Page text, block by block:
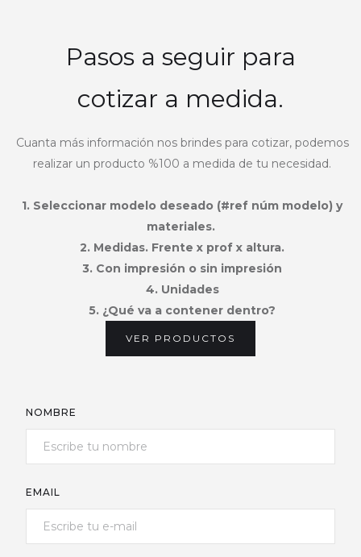
Pasos a seguir para
cotizar a medida.
Cuanta más información nos brindes para cotizar, podemos
realizar un producto %100 a medida de tu necesidad.
1. Seleccionar modelo deseado (#ref núm modelo) y
materiales.
2. Medidas. Frente x prof x altura.
3. Con impresión o sin impresión
4. Unidades
5. ¿Qué va a contener dentro?
VER PRODUCTOS
NOMBRE
EMAIL